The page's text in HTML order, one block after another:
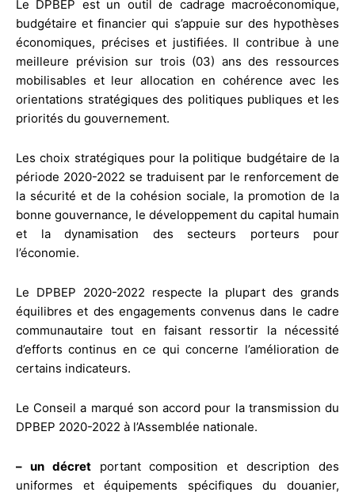
Le DPBEP est un outil de cadrage macroéconomique,
budgétaire et financier qui s’appuie sur des hypothèses
économiques, précises et justifiées. Il contribue à une
meilleure prévision sur trois (03) ans des ressources
mobilisables et leur allocation en cohérence avec les
orientations stratégiques des politiques publiques et les
priorités du gouvernement.
Les choix stratégiques pour la politique budgétaire de la
période 2020-2022 se traduisent par le renforcement de
la sécurité et de la cohésion sociale, la promotion de la
bonne gouvernance, le développement du capital humain
et la dynamisation des secteurs porteurs pour
l’économie.
Le DPBEP 2020-2022 respecte la plupart des grands
équilibres et des engagements convenus dans le cadre
communautaire tout en faisant ressortir la nécessité
d’efforts continus en ce qui concerne l’amélioration de
certains indicateurs.
Le Conseil a marqué son accord pour la transmission du
DPBEP 2020-2022 à l’Assemblée nationale.
– un décretportant composition et description des
uniformes et équipements spécifiques du douanier,